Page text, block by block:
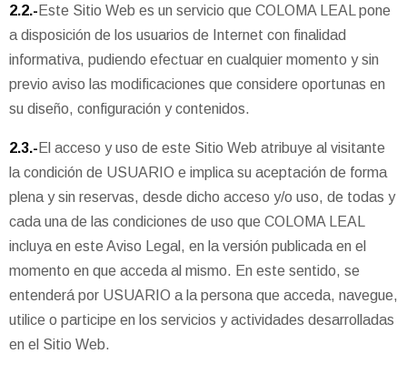
2.2.- Este Sitio Web es un servicio que COLOMA LEAL pone
a disposición de los usuarios de Internet con finalidad
informativa, pudiendo efectuar en cualquier momento y sin
previo aviso las modificaciones que considere oportunas en
su diseño, configuración y contenidos.
2.3.- El acceso y uso de este Sitio Web atribuye al visitante
la condición de USUARIO e implica su aceptación de forma
plena y sin reservas, desde dicho acceso y/o uso, de todas y
cada una de las condiciones de uso que COLOMA LEAL
incluya en este Aviso Legal, en la versión publicada en el
momento en que acceda al mismo. En este sentido, se
entenderá por USUARIO a la persona que acceda, navegue,
utilice o participe en los servicios y actividades desarrolladas
en el Sitio Web.